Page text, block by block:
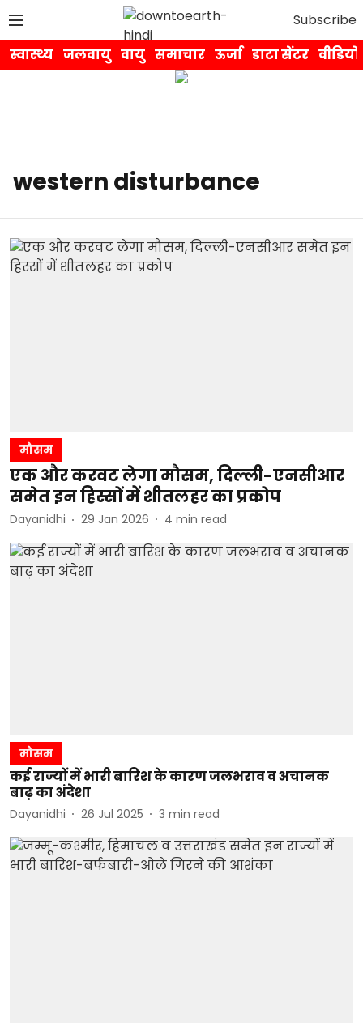
Subscribe
स्वास्थ्य जलवायु वायु समाचार ऊर्जा डाटा सेंटर वीडियो
western disturbance
मौसम
एक और करवट लेगा मौसम, दिल्ली-एनसीआर
समेत इन हिस्सों में शीतलहर का प्रकोप
Dayanidhi 29 Jan 2026 4 min read
मौसम
कई राज्यों में भारी बारिश के कारण जलभराव व अचानक
बाढ़ का अंदेशा
Dayanidhi 26 Jul 2025 3 min read